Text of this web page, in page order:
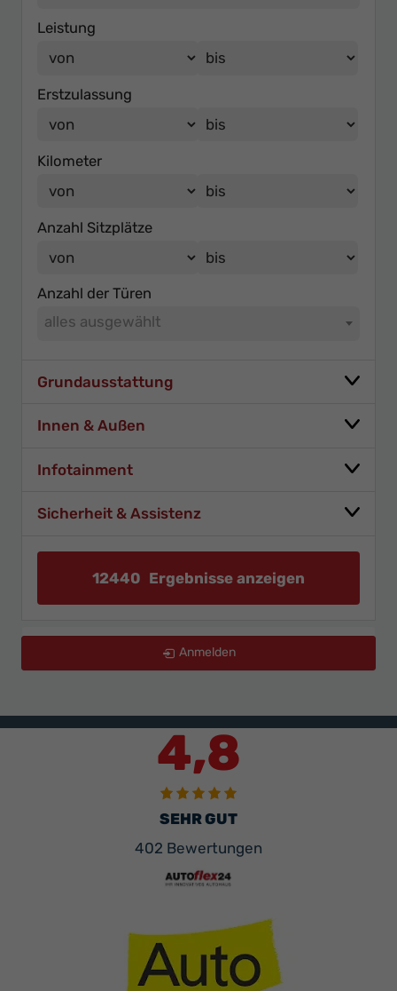
Leistung
Erstzulassung
Kilometer
Anzahl Sitzplätze
Anzahl der Türen
alles ausgewählt
Grundausstattung
Innen & Außen
Infotainment
Sicherheit & Assistenz
12440 Ergebnisse anzeigen
Anmelden
4,8
SEHR GUT
402 Bewertungen